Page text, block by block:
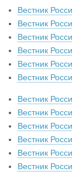
Вестник
Вестник
Вестник
Вестник
Вестник
Вестник
Вестник
Вестник
Вестник
Вестник
Вестник
Вестник